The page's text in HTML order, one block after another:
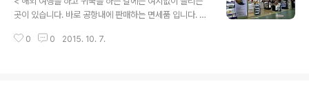
항으로 가는 항공기를 탑승을 했다면 얼마나 난감할까요?
생을 했고 승무원이 챙겨주었다면 바로 정리가 되었겠지만
곳이 있습니다. 바로 공항내에 판매하는 면세품 입니다. 이
저렴하고 시중에서 구할수 없는 신제품이 대부분이라는 생
0 0 2015. 10. 7.